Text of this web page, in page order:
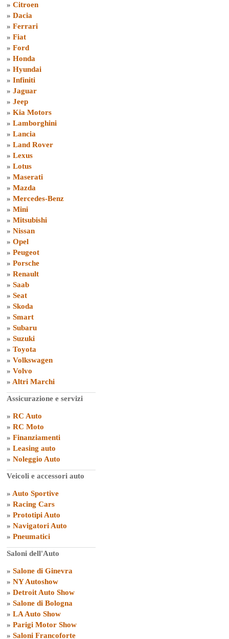
» Citroen
» Dacia
» Ferrari
» Fiat
» Ford
» Honda
» Hyundai
» Infiniti
» Jaguar
» Jeep
» Kia Motors
» Lamborghini
» Lancia
» Land Rover
» Lexus
» Lotus
» Maserati
» Mazda
» Mercedes-Benz
» Mini
» Mitsubishi
» Nissan
» Opel
» Peugeot
» Porsche
» Renault
» Saab
» Seat
» Skoda
» Smart
» Subaru
» Suzuki
» Toyota
» Volkswagen
» Volvo
» Altri Marchi
Assicurazione e servizi
» RC Auto
» RC Moto
» Finanziamenti
» Leasing auto
» Noleggio Auto
Veicoli e accessori auto
» Auto Sportive
» Racing Cars
» Prototipi Auto
» Navigatori Auto
» Pneumatici
Saloni dell'Auto
» Salone di Ginevra
» NY Autoshow
» Detroit Auto Show
» Salone di Bologna
» LA Auto Show
» Parigi Motor Show
» Saloni Francoforte